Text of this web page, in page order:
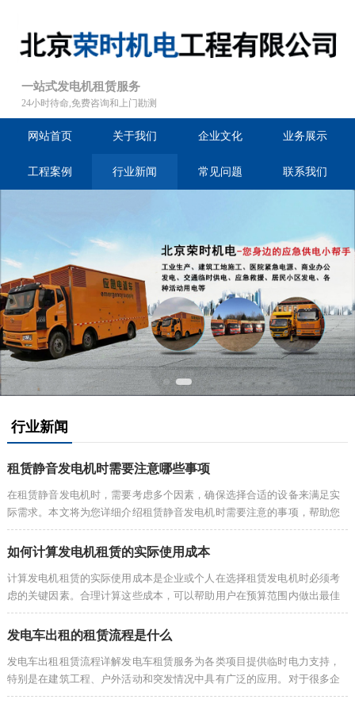
一站式发电机租赁服务
24小时待命,免费咨询和上门勘测
网站首页 关于我们 企业文化 业务展示
工程案例 行业新闻 常见问题 联系我们
行业新闻
租赁静音发电机时需要注意哪些事项
在租赁静音发电机时，需要考虑多个因素，确保选择合适的设备来满足实
际需求。本文将为您详细介绍租赁静音发电机时需要注意的事项，帮助您
做出明智的选择。 1. 确定实际用电需求在选择静音发电机之前，首先需要
明...
如何计算发电机租赁的实际使用成本
计算发电机租赁的实际使用成本是企业或个人在选择租赁发电机时必须考
虑的关键因素。合理计算这些成本，可以帮助用户在预算范围内做出最佳
决策，同时避免不必要的费用。本文将从多个角度为您详细介绍如何计算
发电机租...
发电车出租的租赁流程是什么
发电车出租租赁流程详解发电车租赁服务为各类项目提供临时电力支持，
特别是在建筑工程、户外活动和突发情况中具有广泛的应用。对于很多企
业和个人来说，选择发电车出租是一种既经济又便捷的解决方案。本文将